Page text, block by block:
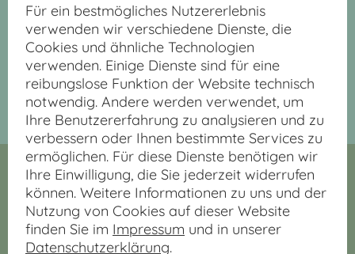
Vermietung und Verwaltung
Immobilien Vilsmeier
Innere Passauer Str. 4
94315 Straubing
09421 / 2754
info@vilsmeier.de
Bürozeiten:
Mo - Do: 08:00 - 12:00, 13:00 - 16:30 Uhr
Fr: 08:00 - 12:00 Uhr
Sa: Nach Vereinbarung
Für ein bestmögliches Nutzererlebnis
verwenden wir verschiedene Dienste, die
Cookies und ähnliche Technologien
verwenden. Einige Dienste sind für eine
reibungslose Funktion der Website technisch
notwendig. Andere werden verwendet, um
Ihre Benutzererfahrung zu analysieren und zu
verbessern oder Ihnen bestimmte Services zu
ermöglichen. Für diese Dienste benötigen wir
Ihre Einwilligung, die Sie jederzeit widerrufen
können. Weitere Informationen zu uns und der
Nutzung von Cookies auf dieser Website
finden Sie im Impressum und in unserer
Datenschutzerklärung.